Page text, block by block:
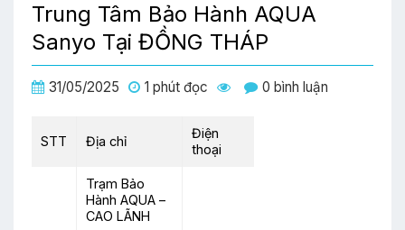
Trung Tâm Bảo Hành AQUA
Sanyo Tại ĐỒNG THÁP
31/05/2025 1 phút đọc 0 bình luận
STT Địa chỉ
Điện
thoại
Trạm Bảo
Hành AQUA –
CAO LÃNH